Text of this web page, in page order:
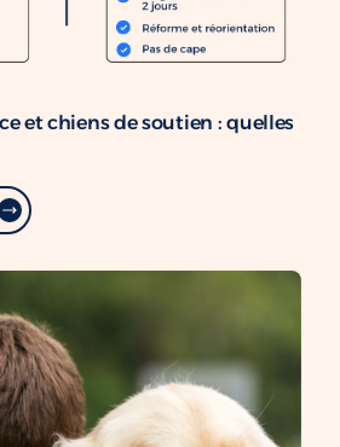
et chiens de soutien : quelles